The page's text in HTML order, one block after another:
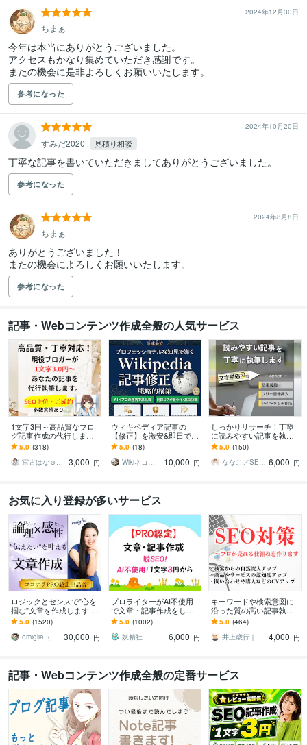
2024年12月30日
ちまぁ
今年は本当にありがとうございました。
アクセスもかなり集めていただき感謝です。
またの機会に是非よろしくお願いいたします。
参考になった
2024年10月20日
すみだ2020 見積り相談
丁寧な記事を書いていただきましてありがとうございました。
参考になった
2024年8月8日
ちまぁ
ありがとうございました！
またの機会によろしくお願いいたします。
参考になった
記事・Webコンテンツ作成全般の人気サービス
1文字3円～高品質なブロ
グ記事作成の代行します
現役ブロガーがあなたの
「書いてほしい」記事を
作成
5.0 (318)
宮古はな☺︎ブロガーでライター
3,000 円
ウィキペディア記事の
【修正】を激安&即日でし
ます 【最安 】Wikipediaを
強力なSEO•LLMOツール
に
5.0 (18)
Wikiネコ＠ウィキぺディアの専門家
10,000 円
しっかりリサーチ！丁寧
に読みやすい記事を執筆
します 【SEO】と【読み
やすさ】にこだわった記
事に仕上げます
5.0 (150)
ななこ／SEOライター 6,000 円
お気に入り登録が多いサービス
ロジックとセンスで"心を
掴む"文章を作成します あ
なたの「実現したい未
来」を叶えるための渾身
のライティング
5.0 (1520)
emiglia（エミリア）
30,000 円
プロライターがAI不使用
で文章・記事作成をしま
す ホームページ、アフィ
リエイト、ゲーム記事な
ども楽しく執筆中！
5.0 (1002)
妖精社
6,000 円
キーワードや検索意図に
沿った質の高い記事執筆
します ランキング1位獲得
済ライター、出版賞受賞
ライターが心をこめて
5.0 (464)
井上歳行｜SEO対策×Webライティング
4,000 円
記事・Webコンテンツ作成全般の定番サービス